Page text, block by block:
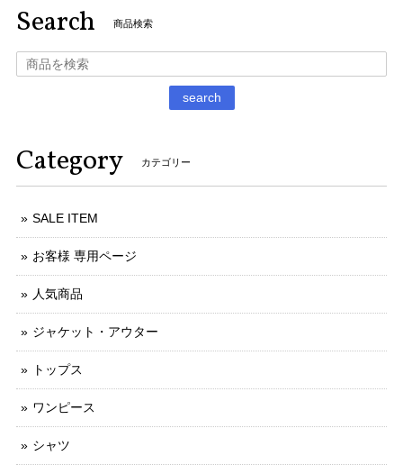
Search 商品検索
search
Category カテゴリー
SALE ITEM
お客様 専用ページ
人気商品
ジャケット・アウター
トップス
ワンピース
シャツ